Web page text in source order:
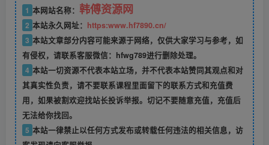
1 本网站名称： 韩傅资源网
2 本站永久网址： https:www.hf7890.cn/
3 本站文章部分内容可能来源于网络，仅供大家学习与参考，如
有侵权，请联系客服微信：hfwg789进行删除处理。
4 本站一切资源不代表本站立场，并不代表本站赞同其观点和对
其真实性负责，请不要联系课程里面留下的联系方式和充值费
用，如果被割欢迎找站长投诉举报。切记不要随意充值，充值后
无法给你找回。
5 本站一律禁止以任何方式发布或转载任何违法的相关信息，访